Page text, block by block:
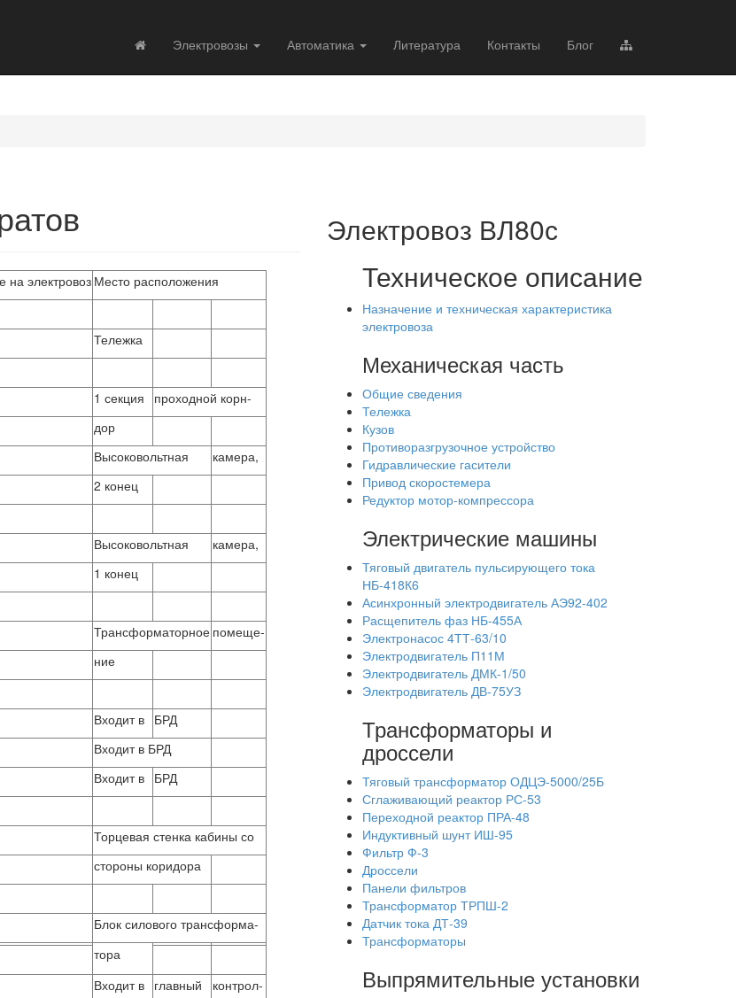
Электровозы Автоматика Литература Контакты Блог
на электровоз Место расположения
Тележка
1 секция проходной корн-
дор
Высоковольтная
камера,
2 конец
Высоковольтная
камера,
1 конец
Трансформаторное помеще-
ние
Входит в БРД
Входит в БРД
Входит в БРД
Торцевая стенка кабины со
стороны коридора
Блок силового трансформа-
тора
Входит в главный контрол-
Электровоз ВЛ80с
Техническое описание
Назначение и техническая характеристика
электровоза
Механическая часть
Общие сведения
Тележка
Кузов
Противоразгрузочное устройство
Гидравлические гасители
Привод скоростемера
Редуктор мотор-компрессора
Электрические машины
Тяговый двигатель пульсирующего тока
НБ-418К6
Асинхронный электродвигатель АЭ92-402
Расщепитель фаз НБ-455А
Электронасос 4ТТ-63/10
Электродвигатель П11М
Электродвигатель ДМК-1/50
Электродвигатель ДВ-75УЗ
Трансформаторы и
дроссели
Тяговый трансформатор ОДЦЭ-5000/25Б
Сглаживающий реактор РС-53
Переходной реактор ПРА-48
Индуктивный шунт ИШ-95
Фильтр Ф-3
Дроссели
Панели фильтров
Трансформатор ТРПШ-2
Датчик тока ДТ-39
Трансформаторы
Выпрямительные установки